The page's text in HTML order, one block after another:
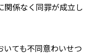
関係なく同罪が成立し
ても不同意わいせつ